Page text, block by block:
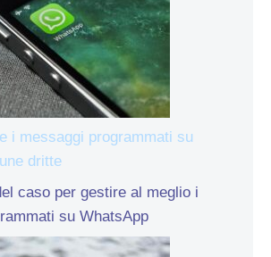
i messaggi programmati su
dritte
caso per gestire al meglio i
su WhatsApp